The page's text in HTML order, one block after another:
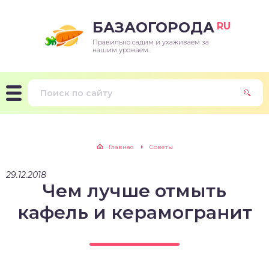
БАЗАОГОРОДА RU
Правильно садим и ухаживаем за
нашим урожаем.
Главная Советы
29.12.2018
Чем лучше отмыть
кафель и керамогранит